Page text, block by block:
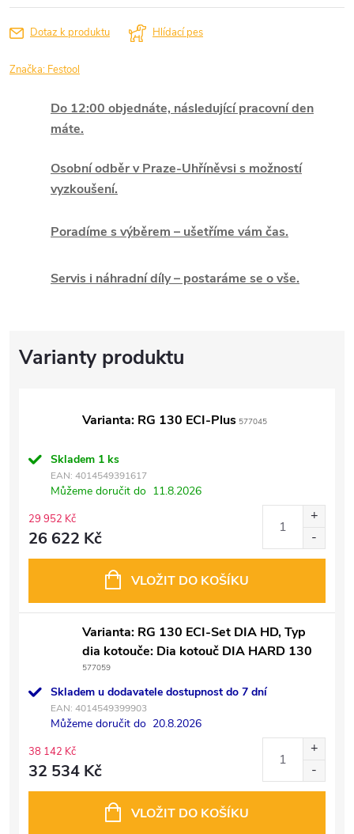
Dotaz k produktu Hlídací pes
Značka: Festool
Do 12:00 objednáte, následující pracovní den
máte.
Osobní odběr v Praze-Uhříněvsi s možností
vyzkoušení.
Poradíme s výběrem – ušetříme vám čas.
Servis i náhradní díly – postaráme se o vše.
Varianta: RG 130 ECI-Plus 577045
Skladem 1 ks
EAN: 4014549391617
Můžeme doručit do 11.8.2026
29 952 Kč
26 622 Kč
VLOŽIT DO KOŠÍKU
Varianta: RG 130 ECI-Set DIA HD, Typ
dia kotouče: Dia kotouč DIA HARD 130
577059
Skladem u dodavatele dostupnost do 7 dní
EAN: 4014549399903
Můžeme doručit do 20.8.2026
38 142 Kč
32 534 Kč
VLOŽIT DO KOŠÍKU